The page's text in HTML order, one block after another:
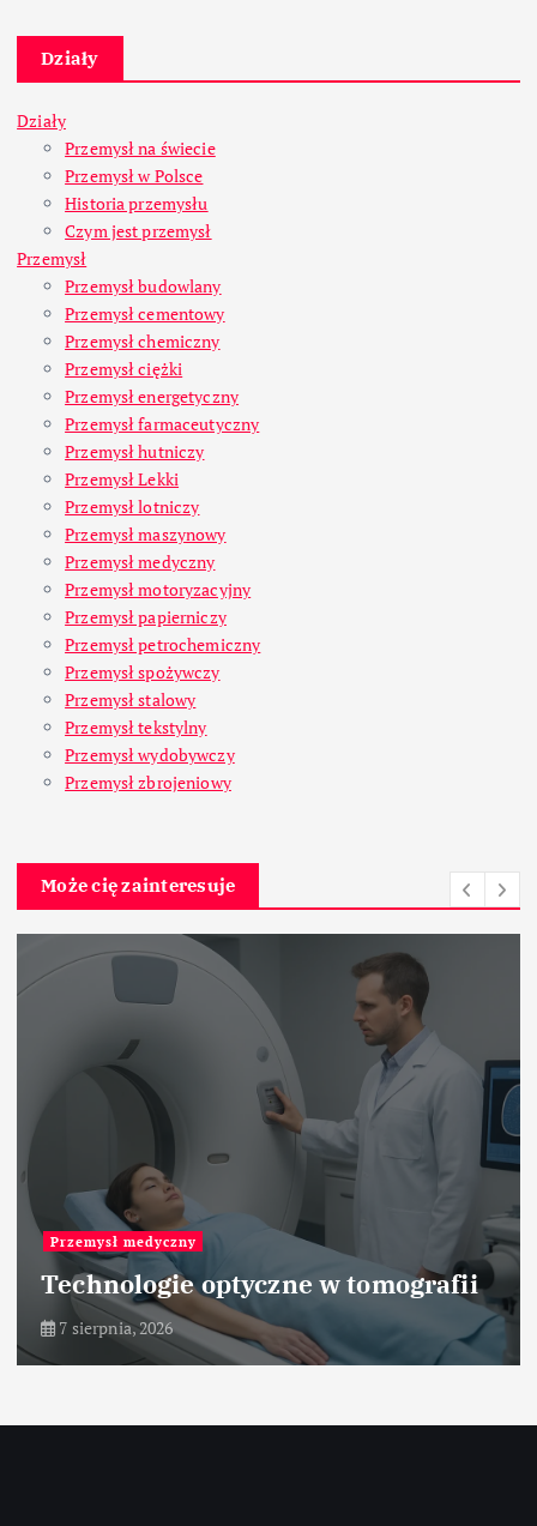
Działy
Działy
Przemysł na świecie
Przemysł w Polsce
Historia przemysłu
Czym jest przemysł
Przemysł
Przemysł budowlany
Przemysł cementowy
Przemysł chemiczny
Przemysł ciężki
Przemysł energetyczny
Przemysł farmaceutyczny
Przemysł hutniczy
Przemysł Lekki
Przemysł lotniczy
Przemysł maszynowy
Przemysł medyczny
Przemysł motoryzacyjny
Przemysł papierniczy
Przemysł petrochemiczny
Przemysł spożywczy
Przemysł stalowy
Przemysł tekstylny
Przemysł wydobywczy
Przemysł zbrojeniowy
Może cię zainteresuje
Przemysł hutniczy
Zastosowanie pieców
7 sierpnia, 2026